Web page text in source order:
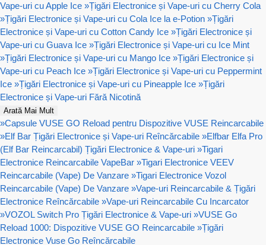
Vape-uri cu Apple Ice »Țigări Electronice și Vape-uri cu Cherry Cola
»Țigări Electronice și Vape-uri cu Cola Ice la e-Potion »Țigări
Electronice și Vape-uri cu Cotton Candy Ice »Țigări Electronice și
Vape-uri cu Guava Ice »Țigări Electronice și Vape-uri cu Ice Mint
»Țigări Electronice și Vape-uri cu Mango Ice »Țigări Electronice și
Vape-uri cu Peach Ice »Țigări Electronice și Vape-uri cu Peppermint
Ice »Țigări Electronice și Vape-uri cu Pineapple Ice »Țigări
Electronice și Vape-uri Fără Nicotină
Arată Mai Mult
»Capsule VUSE GO Reload pentru Dispozitive VUSE Reincarcabile
»Elf Bar Țigări Electronice și Vape-uri Reîncărcabile »Elfbar Elfa Pro
(Elf Bar Reincarcabil) Țigări Electronice & Vape-uri »Tigari
Electronice Reincarcabile VapeBar »Tigari Electronice VEEV
Reincarcabile (Vape) De Vanzare »Tigari Electronice Vozol
Reincarcabile (Vape) De Vanzare »Vape-uri Reincarcabile & Țigări
Electronice Reîncărcabile »Vape-uri Reincarcabile Cu Incarcator
»VOZOL Switch Pro Țigări Electronice & Vape-uri »VUSE Go
Reload 1000: Dispozitive VUSE GO Reincarcabile »Țigări
Electronice Vuse Go Reîncărcabile